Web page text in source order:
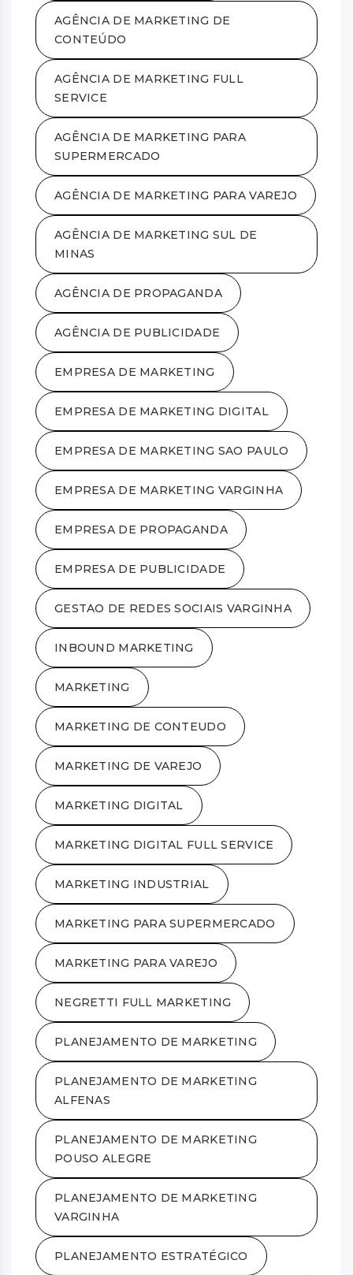
AGÊNCIA DE MARKETING DE
CONTEÚDO
AGÊNCIA DE MARKETING FULL
SERVICE
AGÊNCIA DE MARKETING PARA
SUPERMERCADO
AGÊNCIA DE MARKETING PARA VAREJO
AGÊNCIA DE MARKETING SUL DE
MINAS
AGÊNCIA DE PROPAGANDA
AGÊNCIA DE PUBLICIDADE
EMPRESA DE MARKETING
EMPRESA DE MARKETING DIGITAL
EMPRESA DE MARKETING SAO PAULO
EMPRESA DE MARKETING VARGINHA
EMPRESA DE PROPAGANDA
EMPRESA DE PUBLICIDADE
GESTAO DE REDES SOCIAIS VARGINHA
INBOUND MARKETING
MARKETING
MARKETING DE CONTEUDO
MARKETING DE VAREJO
MARKETING DIGITAL
MARKETING DIGITAL FULL SERVICE
MARKETING INDUSTRIAL
MARKETING PARA SUPERMERCADO
MARKETING PARA VAREJO
NEGRETTI FULL MARKETING
PLANEJAMENTO DE MARKETING
PLANEJAMENTO DE MARKETING
ALFENAS
PLANEJAMENTO DE MARKETING
POUSO ALEGRE
PLANEJAMENTO DE MARKETING
VARGINHA
PLANEJAMENTO ESTRATÉGICO